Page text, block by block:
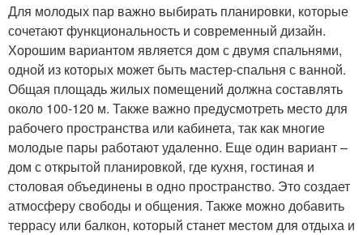
Для молодых пар важно выбирать планировки, которые
сочетают функциональность и современный дизайн.
Хорошим вариантом является дом с двумя спальнями,
одной из которых может быть мастер-спальня с ванной.
Общая площадь жилых помещений должна составлять
около 100-120 м. Также важно предусмотреть место для
рабочего пространства или кабинета, так как многие
молодые пары работают удаленно. Еще один вариант –
дом с открытой планировкой, где кухня, гостиная и
столовая объединены в одно пространство. Это создает
атмосферу свободы и общения. Также можно добавить
террасу или балкон, который станет местом для отдыха и